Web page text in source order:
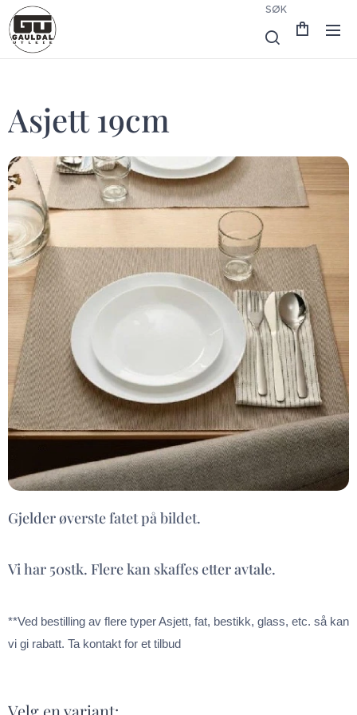
SØK
Asjett 19cm
Gjelder øverste fatet på bildet.
Vi har 50stk. Flere kan skaffes etter avtale.
**Ved bestilling av flere typer Asjett, fat, bestikk, glass, etc. så kan
vi gi rabatt. Ta kontakt for et tilbud